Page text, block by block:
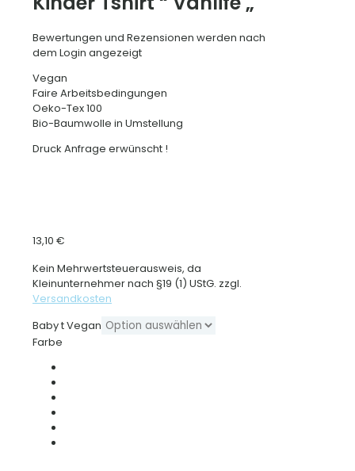
Bewertungen und Rezensionen werden nach
dem Login angezeigt
Vegan
Faire Arbeitsbedingungen
Oeko-Tex 100
Bio-Baumwolle in Umstellung
Druck Anfrage erwünscht !
13,10 €
Kein Mehrwertsteuerausweis, da
Kleinunternehmer nach §19 (1) UStG. zzgl.
Versandkosten
Baby t Vegan
Farbe